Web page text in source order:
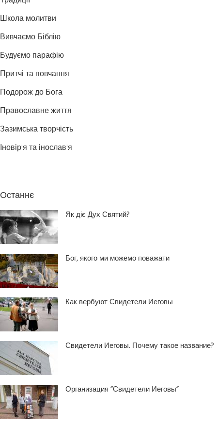
Школа молитви
Вивчаємо Біблію
Будуємо парафію
Притчі та повчання
Подорож до Бога
Православне життя
Зазимська творчість
Іновір'я та інослав'я
Останнє
Як діє Дух Святий?
Бог, якого ми можемо поважати
Как вербуют Свидетели Иеговы
Свидетели Иеговы. Почему такое название?
Организация “Свидетели Иеговы”